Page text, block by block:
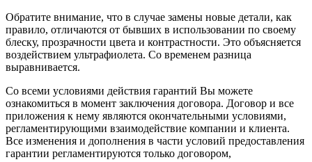
Обратите внимание, что в случае замены новые детали, как
правило, отличаются от бывших в использовании по своему
блеску, прозрачности цвета и контрастности. Это объясняется
воздействием ультрафиолета. Со временем разница
выравнивается.
Со всеми условиями действия гарантий Вы можете
ознакомиться в момент заключения договора. Договор и все
приложения к нему являются окончательными условиями,
регламентирующими взаимодействие компании и клиента.
Все изменения и дополнения в части условий предоставления
гарантии регламентируются только договором,